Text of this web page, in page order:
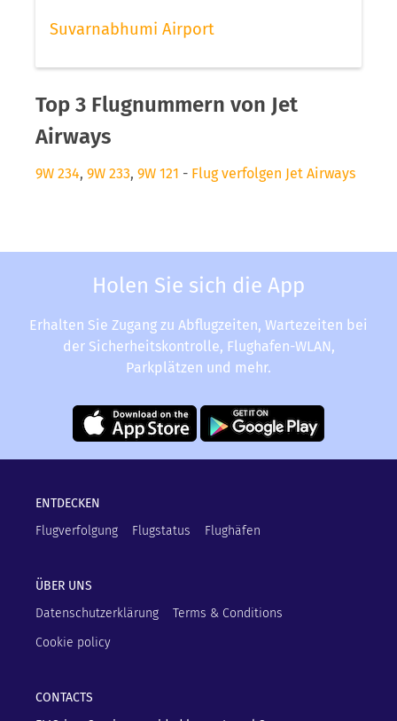
Suvarnabhumi Airport
Top 3 Flugnummern von Jet
Airways
9W 234, 9W 233, 9W 121 - Flug verfolgen Jet Airways
Holen Sie sich die App
Erhalten Sie Zugang zu Abflugzeiten, Wartezeiten bei
der Sicherheitskontrolle, Flughafen-WLAN,
Parkplätzen und mehr.
ENTDECKEN
Flugverfolgung
Flugstatus Flughäfen
ÜBER UNS
Datenschutzerklärung
Terms & Conditions
Cookie policy
CONTACTS